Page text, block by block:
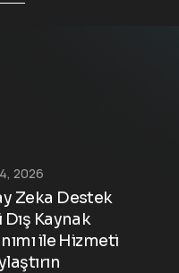
Zeka Destek
Dış Kaynak
ile Hizmeti
2026